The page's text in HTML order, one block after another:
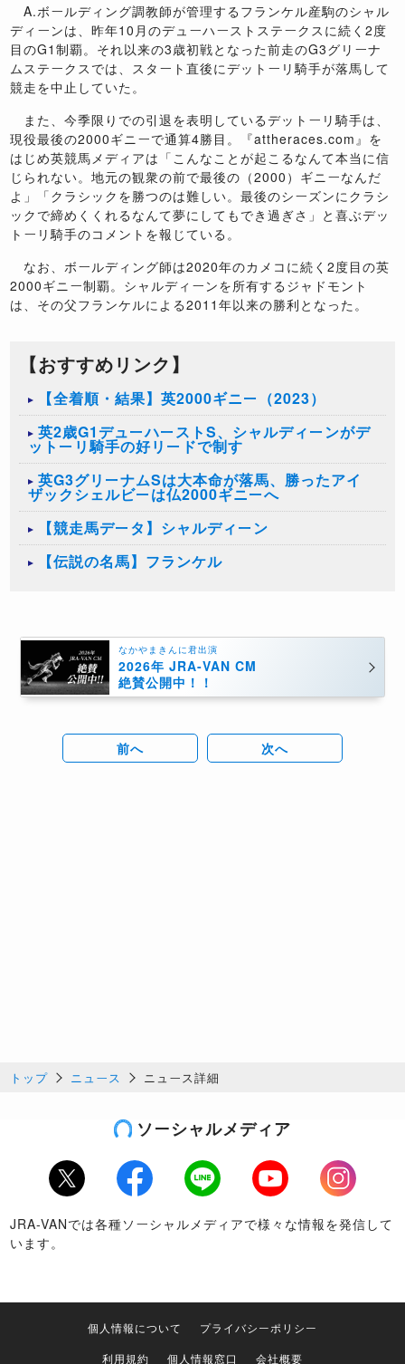
A.ボールディング調教師が管理するフランケル産駒のシャル
ディーンは、昨年10月のデューハーストステークスに続く2度
目のG1制覇。それ以来の3歳初戦となった前走のG3グリーナ
ムステークスでは、スタート直後にデットーリ騎手が落馬して
競走を中止していた。
また、今季限りでの引退を表明しているデットーリ騎手は、
現役最後の2000ギニーで通算4勝目。『attheraces.com』を
はじめ英競馬メディアは「こんなことが起こるなんて本当に信
じられない。地元の観衆の前で最後の（2000）ギニーなんだ
よ」「クラシックを勝つのは難しい。最後のシーズンにクラシ
ックで締めくくれるなんて夢にしてもでき過ぎさ」と喜ぶデッ
トーリ騎手のコメントを報じている。
なお、ボールディング師は2020年のカメコに続く2度目の英
2000ギニー制覇。シャルディーンを所有するジャドモント
は、その父フランケルによる2011年以来の勝利となった。
【おすすめリンク】
【全着順・結果】英2000ギニー（2023）
英2歳G1デューハーストS、シャルディーンがデ
ットーリ騎手の好リードで制す
英G3グリーナムSは大本命が落馬、勝ったアイ
ザックシェルビーは仏2000ギニーへ
【競走馬データ】シャルディーン
【伝説の名馬】フランケル
なかやまきんに君出演
2026年 JRA-VAN CM
絶賛公開中！！
前へ 次へ
トップ ニュース ニュース詳細
ソーシャルメディア
Twitter Facebook LINE Youtube
Instagram
JRA-VANでは各種ソーシャルメディアで様々な情報を発信して
います。
個人情報について
プライバシーポリシー
利用規約
個人情報窓口 会社概要